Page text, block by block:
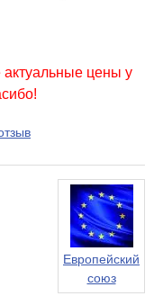
актуальные цены у
Европейский
союз